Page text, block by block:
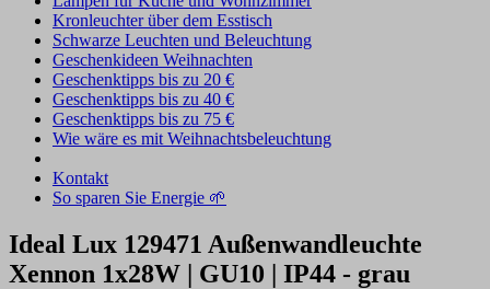
Kronleuchter über dem Esstisch
Schwarze Leuchten und Beleuchtung
Geschenkideen Weihnachten
Geschenktipps bis zu 20 €
Geschenktipps bis zu 40 €
Geschenktipps bis zu 75 €
Wie wäre es mit Weihnachtsbeleuchtung
Kontakt
So sparen Sie Energie 🌱
Ideal Lux 129471 Außenwandleuchte
Xennon 1x28W | GU10 | IP44 - grau